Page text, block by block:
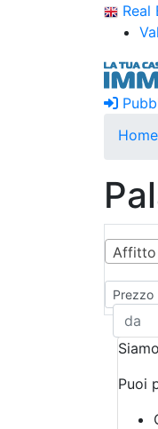
Real
Home
Affitto
Prezzo
Puoi